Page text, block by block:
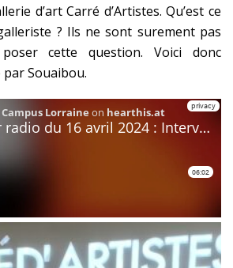
d’art Carré d’Artistes. Qu’est ce
? Ils ne sont surement pas
cette question. Voici donc
par Souaibou.